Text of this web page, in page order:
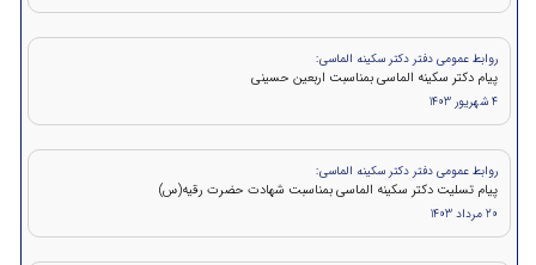
روابط عمومی دفتر دکتر سکینه الماسی:
پیام دکتر سکینه الماسی بمناسبت اربعین حسینی
4 شهریور 1403
روابط عمومی دفتر دکتر سکینه الماسی:
پیام تسلیت دکتر سکینه الماسی بمناسبت شهادت حضرت رقیه(س)
20 مرداد 1403